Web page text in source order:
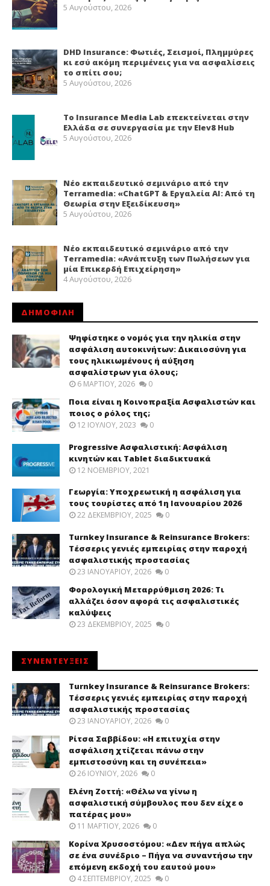
5 Αυγούστου, 2026
DHD Insurance: Φωτιές, Σεισμοί, Πλημμύρες
κι εσύ ακόμη περιμένεις για να ασφαλίσεις
το σπίτι σου;
5 Αυγούστου, 2026
Το Insurance Media Lab επεκτείνεται στην
Ελλάδα σε συνεργασία με την Elev8 Hub
5 Αυγούστου, 2026
Νέο εκπαιδευτικό σεμινάριο από την
Terramedia: «ChatGPT & Εργαλεία ΑΙ: Από τη
Θεωρία στην Εξειδίκευση»
5 Αυγούστου, 2026
Νέο εκπαιδευτικό σεμινάριο από την
Terramedia: «Ανάπτυξη των Πωλήσεων για
μία Επικερδή Επιχείρηση»
4 Αυγούστου, 2026
ΔΗΜΟΦΙΛΗ
Ψηφίστηκε ο νομός για την ηλικία στην
ασφάλιση αυτοκινήτων: Δικαιοσύνη για
τους ηλικιωμένους ή αύξηση
ασφαλίστρων για όλους;
6 ΜΑΡΤΊΟΥ, 2026 0
Ποια είναι η Κοινοπραξία Ασφαλιστών και
ποιος ο ρόλος της;
12 ΙΟΥΛΊΟΥ, 2023 0
Progressive Ασφαλιστική: Ασφάλιση
κινητών και Tablet διαδικτυακά
12 ΝΟΕΜΒΡΊΟΥ, 2021
Γεωργία: Υποχρεωτική η ασφάλιση για
τους τουρίστες από 1η Ιανουαρίου 2026
22 ΔΕΚΕΜΒΡΊΟΥ, 2025 0
Turnkey Insurance & Reinsurance Brokers:
Τέσσερις γενιές εμπειρίας στην παροχή
ασφαλιστικής προστασίας
23 ΙΑΝΟΥΑΡΊΟΥ, 2026 0
Φορολογική Μεταρρύθμιση 2026: Τι
αλλάζει όσον αφορά τις ασφαλιστικές
καλύψεις
23 ΔΕΚΕΜΒΡΊΟΥ, 2025 0
ΣΥΝΕΝΤΕΥΞΕΙΣ
Turnkey Insurance & Reinsurance Brokers:
Τέσσερις γενιές εμπειρίας στην παροχή
ασφαλιστικής προστασίας
23 ΙΑΝΟΥΑΡΊΟΥ, 2026 0
Ρίτσα Σαββίδου: «Η επιτυχία στην
ασφάλιση χτίζεται πάνω στην
εμπιστοσύνη και τη συνέπεια»
26 ΙΟΥΝΊΟΥ, 2026 0
Ελένη Ζοττή: «Θέλω να γίνω η
ασφαλιστική σύμβουλος που δεν είχε ο
πατέρας μου»
11 ΜΑΡΤΊΟΥ, 2026 0
Κορίνα Χρυσοστόμου: «Δεν πήγα απλώς
σε ένα συνέδριο – Πήγα να συναντήσω την
επόμενη εκδοχή του εαυτού μου»
4 ΣΕΠΤΕΜΒΡΊΟΥ, 2025 0